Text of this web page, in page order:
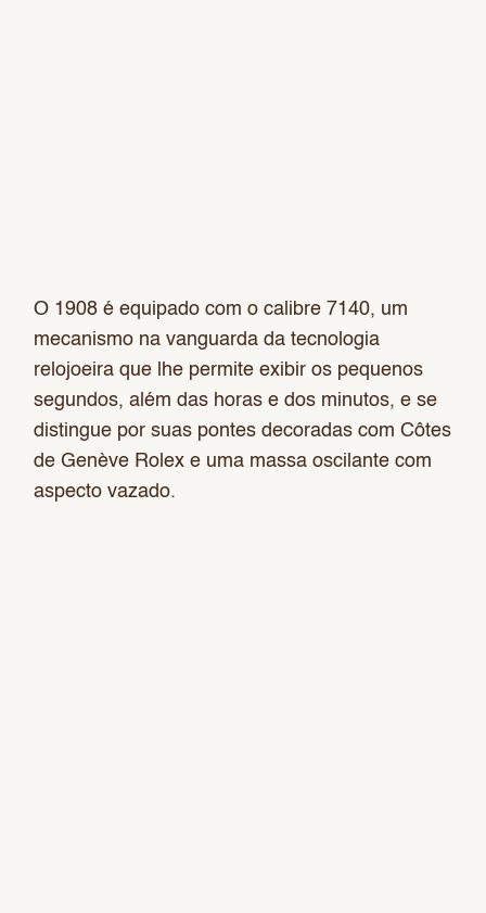
O 1908 é equipado com o calibre 7140, um
mecanismo na vanguarda da tecnologia
relojoeira que lhe permite exibir os pequenos
segundos, além das horas e dos minutos, e se
distingue por suas pontes decoradas com Côtes
de Genève Rolex e uma massa oscilante com
aspecto vazado.